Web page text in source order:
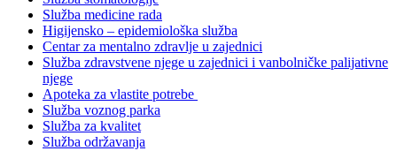
Služba medicine rada
Higijensko – epidemiološka služba
Centar za mentalno zdravlje u zajednici
Služba zdravstvene njege u zajednici i vanbolničke palijativne
njege
Apoteka za vlastite potrebe
Služba voznog parka
Služba za kvalitet
Služba održavanja